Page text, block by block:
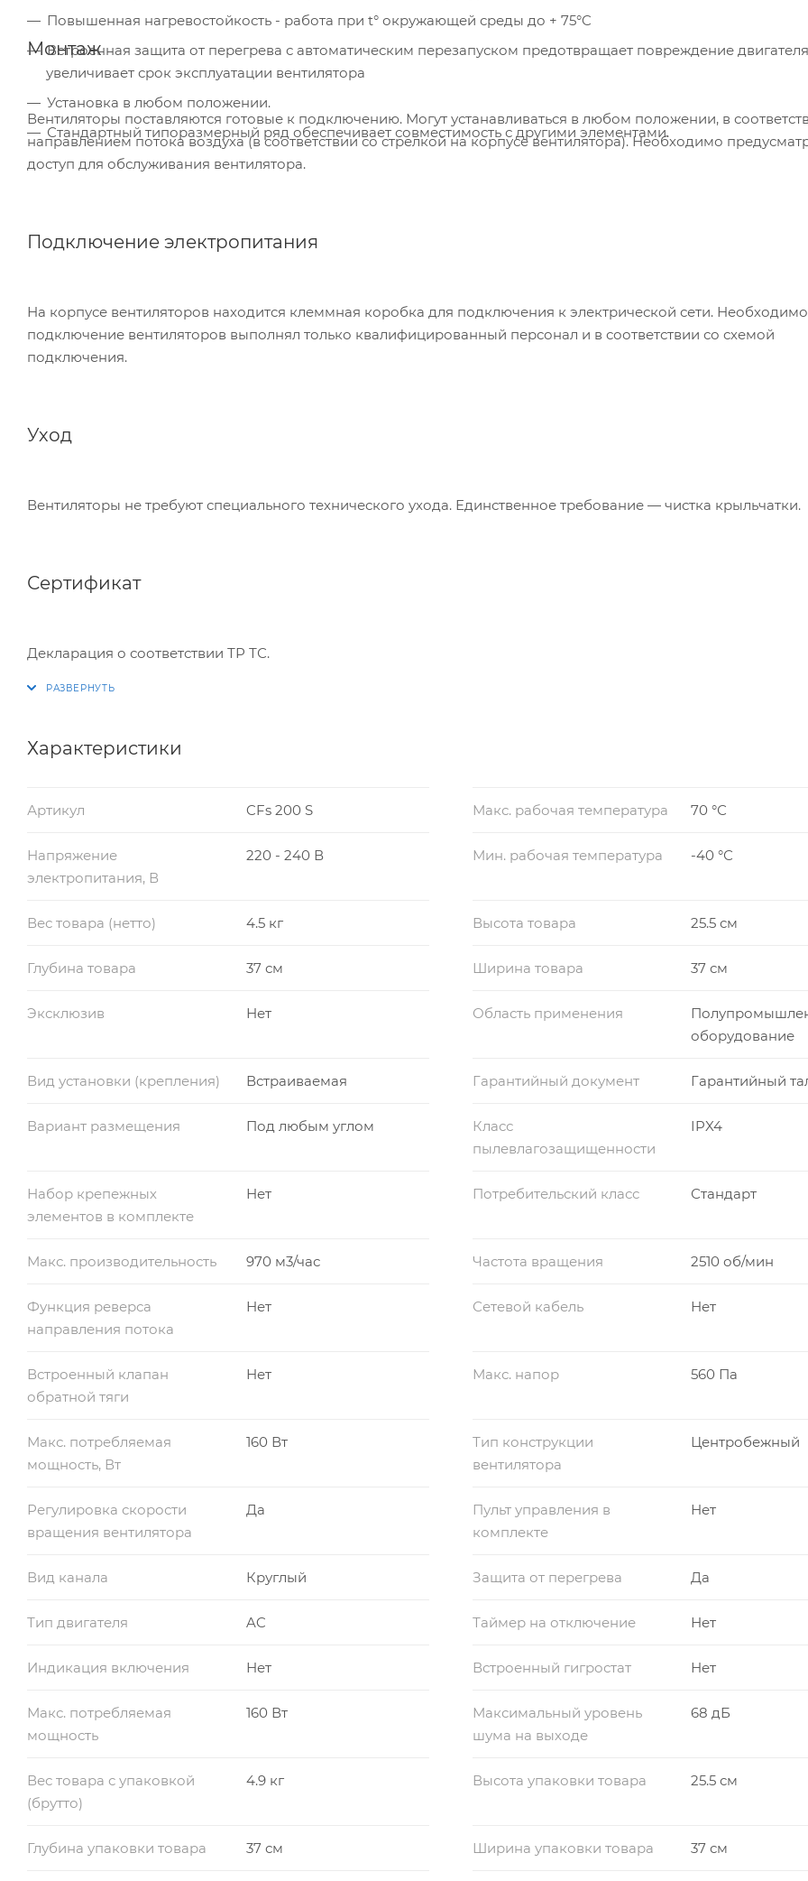
Повышенная нагревостойкость - работа при t° окружающей среды до + 75°C
Встроенная защита от перегрева с автоматическим перезапуском предотвращает повреждение
увеличивает срок эксплуатации вентилятора
Установка в любом положении.
Стандартный типоразмерный ряд обеспечивает совместимость с другими элементами.
Монтаж
Вентиляторы поставляются готовые к подключению. Могут устанавливаться в любом положении, в
направлением потока воздуха (в соответствии со стрелкой на корпусе вентилятора). Необходимо
доступ для обслуживания вентилятора.
Подключение электропитания
На корпусе вентиляторов находится клеммная коробка для подключения к электрической сети.
подключение вентиляторов выполнял только квалифицированный персонал и в соответствии со схемой
подключения.
Уход
Вентиляторы не требуют специального технического ухода. Единственное требование — чистка крыльчатки.
Сертификат
Декларация о соответствии ТР ТС.
Характеристики
Артикул CFs 200 S Макс. рабочая температура 70 °С
Напряжение
электропитания, В
220 - 240 В Мин. рабочая температура -40 °С
Вес товара (нетто) 4.5 кг Высота товара 25.5 см
Глубина товара 37 см Ширина товара 37 см
Эксклюзив Нет Область применения
оборудование
Вид установки (крепления) Встраиваемая Гарантийный документ Гарантийный
Вариант размещения Под любым углом
Класс
пылевлагозащищенности
IPX4
Набор крепежных
элементов в комплекте
Нет Потребительский класс Стандарт
Макс. производительность 970 м3/час Частота вращения 2510 об/мин
Функция реверса
направления потока
Нет Сетевой кабель Нет
Встроенный клапан
обратной тяги
Нет Макс. напор 560 Па
Макс. потребляемая
мощность, Вт
160 Вт
Тип конструкции
вентилятора
Центробежный
Регулировка скорости
вращения вентилятора
Да
Пульт управления в
комплекте
Нет
Вид канала Круглый Защита от перегрева Да
Тип двигателя AC Таймер на отключение Нет
Индикация включения Нет Встроенный гигростат Нет
Макс. потребляемая
мощность
160 Вт
Максимальный уровень
шума на выходе
68 дБ
Вес товара с упаковкой
(брутто)
4.9 кг Высота упаковки товара 25.5 см
Глубина упаковки товара 37 см Ширина упаковки товара 37 см